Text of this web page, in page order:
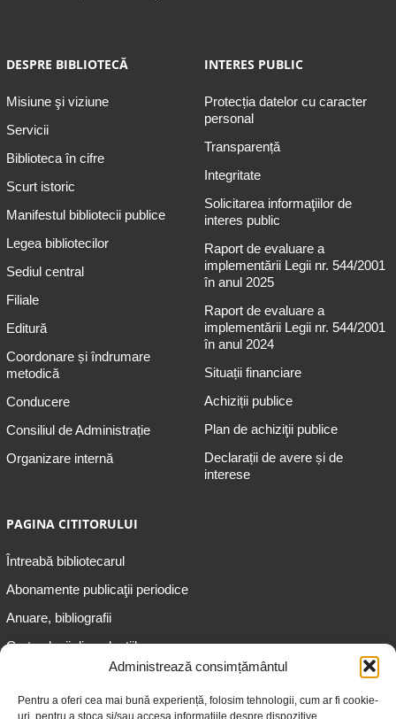
Administrează consimțământul
Pentru a oferi cea mai bună experiență, folosim tehnologii, cum ar fi cookie-
uri, pentru a stoca și/sau accesa informațiile despre dispozitive.
DESPRE BIBLIOTECĂ
Misiune şi viziune
Servicii
Biblioteca în cifre
Scurt istoric
Manifestul bibliotecii publice
Legea bibliotecilor
Sediul central
Filiale
Editură
Coordonare și îndrumare
metodică
Conducere
Consiliul de Administrație
Organizare internă
INTERES PUBLIC
Protecția datelor cu caracter
personal
Transparență
Integritate
Solicitarea informaţiilor de
interes public
Raport de evaluare a
implementării Legii nr. 544/2001
în anul 2025
Raport de evaluare a
implementării Legii nr. 544/2001
în anul 2024
Situații financiare
Achiziții publice
Plan de achiziţii publice
Declarații de avere și de
interese
PAGINA CITITORULUI
Întreabă bibliotecarul
Abonamente publicaţii periodice
Anuare, bibliografii
Cartea lunii din colecțiile